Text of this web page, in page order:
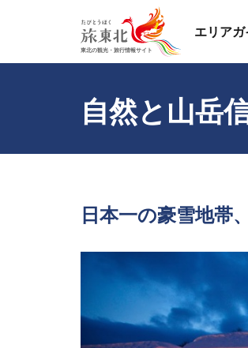
エリアガ
自然と山岳
日本一の豪雪地帯